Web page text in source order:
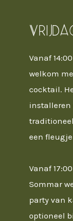
Vanaf
welkom
cocktail.
installeren
een fleugje
Vanaf
Sommar
party van
optioneel